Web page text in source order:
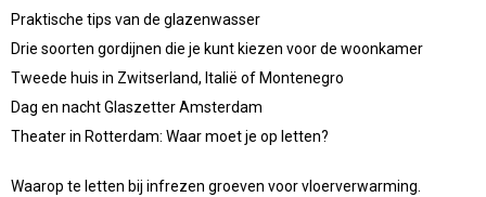
Praktische tips van de glazenwasser
Drie soorten gordijnen die je kunt kiezen voor de woonkamer
Tweede huis in Zwitserland, Italië of Montenegro
Dag en nacht Glaszetter Amsterdam
Theater in Rotterdam: Waar moet je op letten?
Waarop te letten bij infrezen groeven voor vloerverwarming.